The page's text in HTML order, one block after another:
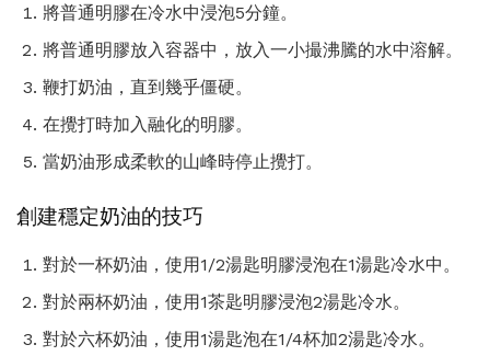
將普通明膠在冷水中浸泡5分鐘。
將普通明膠放入容器中，放入一小撮沸騰的水中溶解。
鞭打奶油，直到幾乎僵硬。
在攪打時加入融化的明膠。
當奶油形成柔軟的山峰時停止攪打。
創建穩定奶油的技巧
對於一杯奶油，使用1/2湯匙明膠浸泡在1湯匙冷水中。
對於兩杯奶油，使用1茶匙明膠浸泡2湯匙冷水。
對於六杯奶油，使用1湯匙泡在1/4杯加2湯匙冷水。